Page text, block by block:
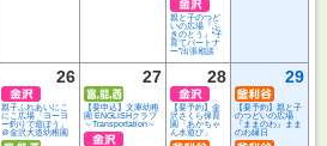
親と子のつど
いの広場『ふ
きのとう』“子
育てパートナ
ー”出張相談
26
親子ふれあいにこ
にこ広場「ヨーヨ
ー釣りで遊ぼう」
＠金沢大道幼稚園
27
【要申込】文庫幼稚
園 ENGLISHクラブ
～Transportation～
28
【要予約】金
沢さくら保育
園「あかちゃ
ん水遊び」
29
【要予約】親と子
のつどいの広場
『ままのわ』まま
のわ縁日